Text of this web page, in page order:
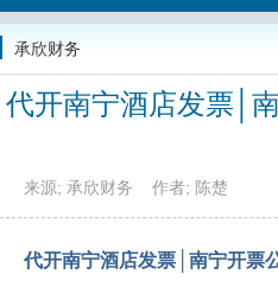
承欣财务
代开南宁酒店发票│
来源; 承欣财务 作者; 陈楚
代开南宁酒店发票│南宁开票